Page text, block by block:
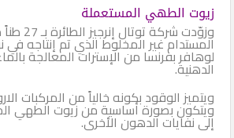
زيوت الطهي المستعملة
وزوّدت
المستدام غير المخلوط الذي تم إنتاجه في
لوهافر بفرنسا من الإسترات المعالجة
الدهنية.
ويتميز الوقود بكونه خالياً من المركبات
ويتكون بصورة أساسية من زيوت الطهي
إلى نفايات الدهون الأخرى.